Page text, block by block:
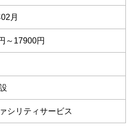
月
～17900円
シリティサービス